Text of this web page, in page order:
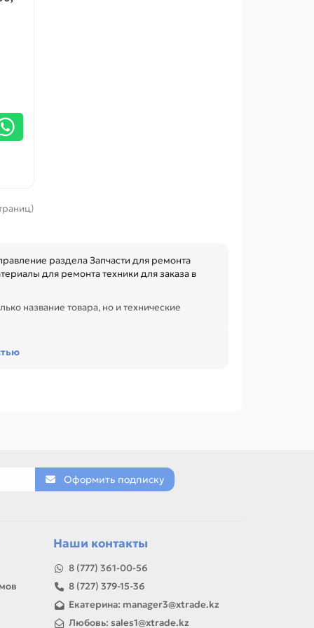
раздела Запчасти для ремонта
для ремонта техники для заказа в
название товара, но и технические
офиса, сервисного центра или
Оформить подписку
Наши контакты
8 (777) 361-00-56
8 (727) 379-15-36
Екатерина: manager3@xtrade.kz
Любовь: sales1@xtrade.kz